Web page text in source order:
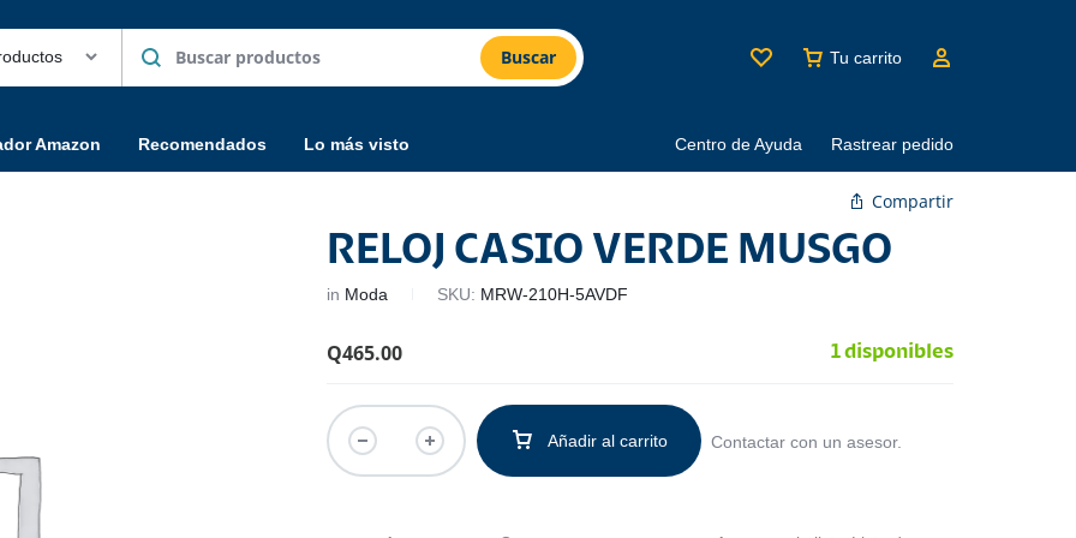
Buscar Tu carrito
Amazon Recomendados Lo más visto Centro de Ayuda Rastrear pedido
Compartir
RELOJ CASIO VERDE MUSGO
in Moda SKU: MRW-210H-5AVDF
Q465.00 1 disponibles
Añadir al carrito Contactar con un asesor.